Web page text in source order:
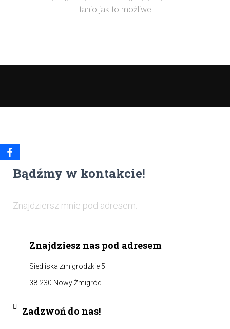
tanio jak to możliwe
Bądźmy w kontakcie!
Znajdziersz mnie pod adresem:
Znajdziesz nas pod adresem
Siedliska Żmigrodzkie 5
38-230 Nowy Żmigród
Zadzwoń do nas!